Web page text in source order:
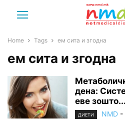
Home Tags ем сита и згодна
ем сита и згодна
дена:
еве зошто...
ДИЕТИ NMD -